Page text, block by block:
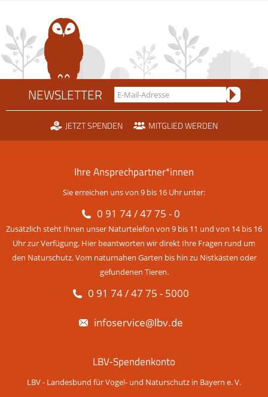
Scheidtobelbahn
NEWSLETTER
JETZT SPENDEN MITGLIED WERDEN
Ihre Ansprechpartner*innen
Sie erreichen uns von 9 bis 16 Uhr unter:
0 91 74 / 47 75 - 0
Zusätzlich steht Ihnen unser Naturtelefon von 9 bis 11 und von 14 bis 16
Uhr zur Verfügung. Hier beantworten wir direkt Ihre Fragen rund um
den Naturschutz. Vom naturnahen Garten bis hin zu Nistkästen oder
gefundenen Tieren.
0 91 74 / 47 75 - 5000
infoservice@lbv.de
LBV-Spendenkonto
LBV - Landesbund für Vogel- und Naturschutz in Bayern e. V.